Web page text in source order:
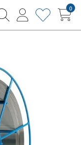
magnifying
user
heart0